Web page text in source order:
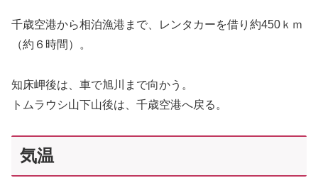
千歳空港から相泊漁港まで、レンタカーを借り約450ｋｍ
（約６時間）。
知床岬後は、車で旭川まで向かう。
トムラウシ山下山後は、千歳空港へ戻る。
気温